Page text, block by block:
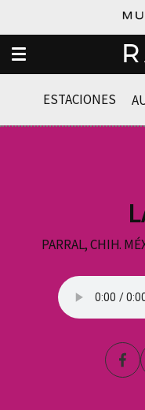
ESTACIONES
PARRAL, CHIH.